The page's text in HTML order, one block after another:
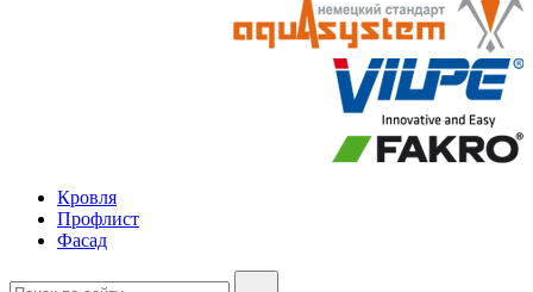
Кровля
Профлист
Фасад